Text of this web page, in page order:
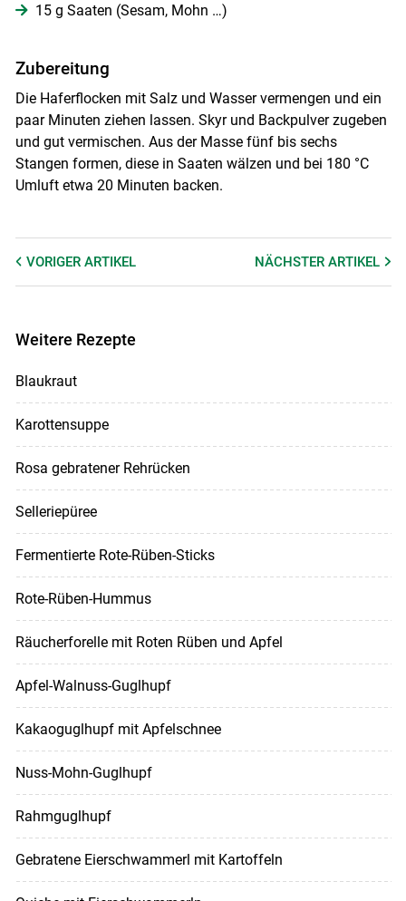
15 g Saaten (Sesam, Mohn …)
Zubereitung
Die Haferflocken mit Salz und Wasser vermengen und ein
paar Minuten ziehen lassen. Skyr und Backpulver zugeben
und gut vermischen. Aus der Masse fünf bis sechs
Stangen formen, diese in Saaten wälzen und bei 180 °C
Umluft etwa 20 Minuten backen.
VORIGER ARTIKEL NÄCHSTERARTIKEL
Weitere Rezepte
Blaukraut
Karottensuppe
Rosa gebratener Rehrücken
Selleriepüree
Fermentierte Rote-Rüben-Sticks
Rote-Rüben-Hummus
Räucherforelle mit Roten Rüben und Apfel
Apfel-Walnuss-Guglhupf
Kakaoguglhupf mit Apfelschnee
Nuss-Mohn-Guglhupf
Rahmguglhupf
Gebratene Eierschwammerl mit Kartoffeln